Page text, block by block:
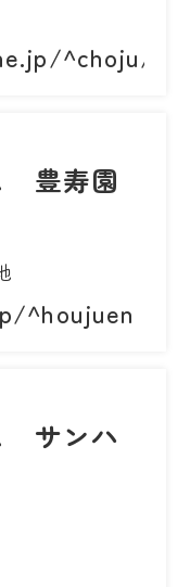
^choju/
豊寿園
^houjuen
サンハ